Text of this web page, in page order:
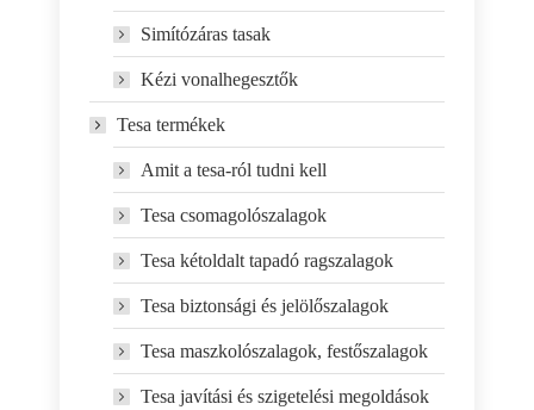
Simítózáras tasak
Kézi vonalhegesztők
Tesa termékek
Amit a tesa-ról tudni kell
Tesa csomagolószalagok
Tesa kétoldalt tapadó ragszalagok
Tesa biztonsági és jelölőszalagok
Tesa maszkolószalagok, festőszalagok
Tesa javítási és szigetelési megoldások